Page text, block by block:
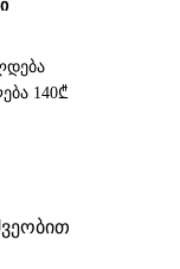
140₾